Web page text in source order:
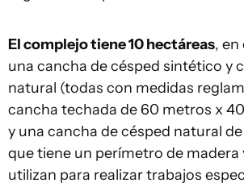
El complejo tiene 10 hectáreas, en
una cancha de césped sintético y
natural (todas con medidas
cancha techada de 60 metros x
y una cancha de césped natural
que tiene un perímetro de madera
utilizan para realizar trabajos